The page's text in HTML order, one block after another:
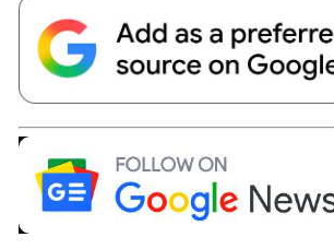
Telegram Copy URL